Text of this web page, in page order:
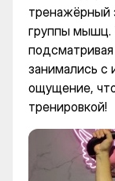
тренажёрный
группы мышц.
занимались с
ощущение,
тренировкой!